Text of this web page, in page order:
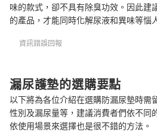
味的款式，卻不具有除臭功效。因此建
的產品，才能同時化解尿液和異味等惱
資訊錯誤回報
漏尿護墊的選購要點
以下將為各位介紹在選購防漏尿墊時需
性別及漏尿量等，建議消費者們依不同
依使用場景來選擇也是很不錯的方法。